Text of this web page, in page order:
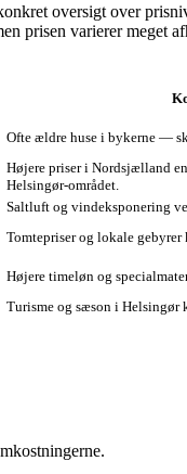
oversigt over
prisen varierer meget
Ofte ældre huse i bykerne —
Højere priser i Nordsjælland
Helsingør‑området.
Saltluft og vindeksponering
Tomtepriser og lokale
Højere timeløn og
Turisme og sæson i Helsingør